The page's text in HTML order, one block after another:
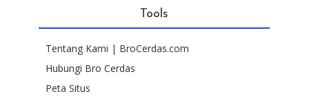
Tools
Tentang Kami | BroCerdas.com
Hubungi Bro Cerdas
Peta Situs